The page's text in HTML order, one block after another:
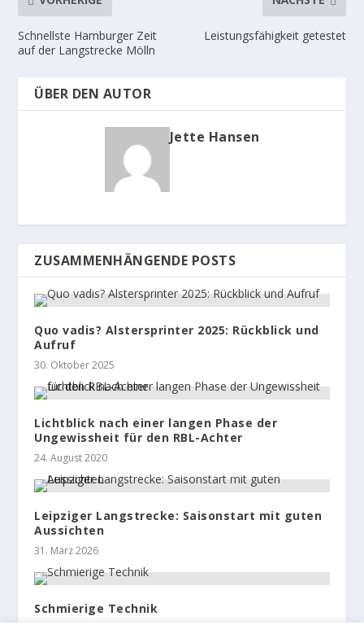
Schnellste Hamburger Zeit
auf der Langstrecke Mölln
Leistungsfähigkeit getestet
ÜBER DEN AUTOR
Jette Hansen
ZUSAMMENHÄNGENDE POSTS
Quo vadis? Alstersprinter 2025: Rückblick und
Aufruf
30. Oktober 2025
Lichtblick nach einer langen Phase der
Ungewissheit für den RBL-Achter
24. August 2020
Leipziger Langstrecke: Saisonstart mit guten
Aussichten
31. März 2026
Schmierige Technik